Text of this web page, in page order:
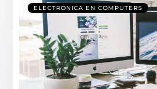
ELECTRONICA EN COMPUTERS